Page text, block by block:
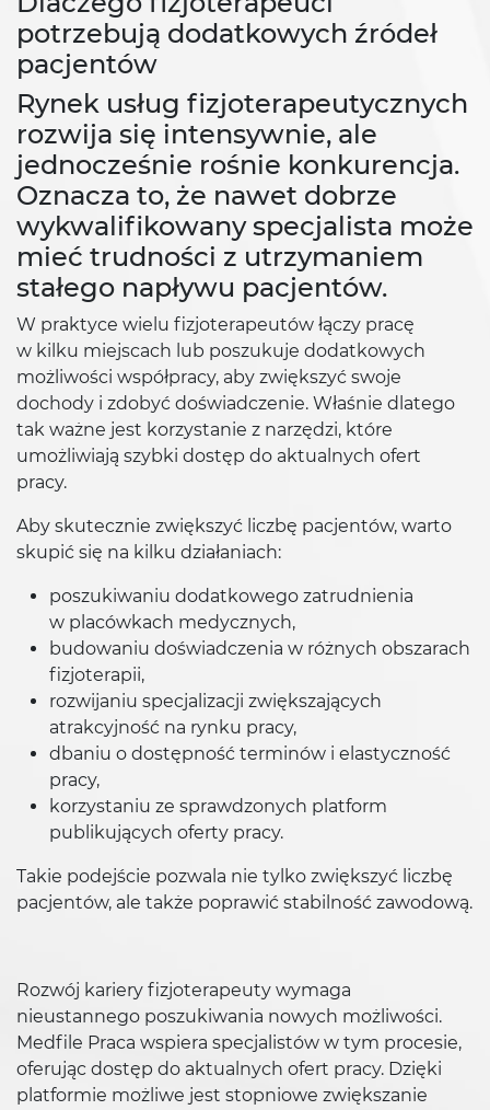
potrzebują dodatkowych źródeł
pacjentów
Rynek usług fizjoterapeutycznych
rozwija się intensywnie, ale
jednocześnie rośnie konkurencja.
Oznacza to, że nawet dobrze
wykwalifikowany specjalista może
mieć trudności z utrzymaniem
stałego napływu pacjentów.
W praktyce wielu fizjoterapeutów łączy pracę
w kilku miejscach lub poszukuje dodatkowych
możliwości współpracy, aby zwiększyć swoje
dochody i zdobyć doświadczenie. Właśnie dlatego
tak ważne jest korzystanie z narzędzi, które
umożliwiają szybki dostęp do aktualnych ofert
pracy.
Aby skutecznie zwiększyć liczbę pacjentów, warto
skupić się na kilku działaniach:
poszukiwaniu dodatkowego zatrudnienia
w placówkach medycznych,
budowaniu doświadczenia w różnych obszarach
fizjoterapii,
rozwijaniu specjalizacji zwiększających
atrakcyjność na rynku pracy,
dbaniu o dostępność terminów i elastyczność
pracy,
korzystaniu ze sprawdzonych platform
publikujących oferty pracy.
Takie podejście pozwala nie tylko zwiększyć liczbę
pacjentów, ale także poprawić stabilność zawodową.
Rozwój kariery fizjoterapeuty wymaga
nieustannego poszukiwania nowych możliwości.
Medfile Praca wspiera specjalistów w tym procesie,
oferując dostęp do aktualnych ofert pracy. Dzięki
platformie możliwe jest stopniowe zwiększanie